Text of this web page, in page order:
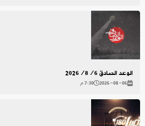
الوعد الصادق 2026/8/6
2026-08-06 7:30 م